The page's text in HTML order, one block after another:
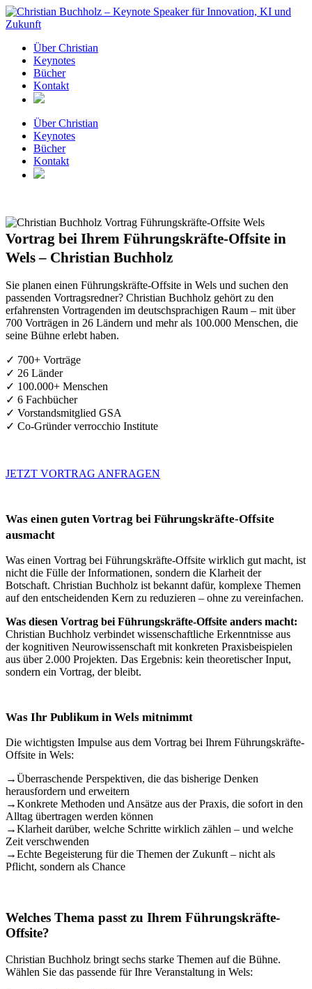
Zum
Inhalt
Über Christian
Keynotes
Bücher
Kontakt
Über Christian
Keynotes
Bücher
Kontakt
Vortrag bei Ihrem Führungskräfte-Offsite in
Wels – Christian Buchholz
Sie planen einen Führungskräfte-Offsite in Wels und suchen den
passenden Vortragsredner? Christian Buchholz gehört zu den
erfahrensten Vortragenden im deutschsprachigen Raum – mit über
700 Vorträgen in 26 Ländern und mehr als 100.000 Menschen, die
seine Bühne erlebt haben.
✓ 700+ Vorträge
✓ 26 Länder
✓ 100.000+ Menschen
✓ 6 Fachbücher
✓ Vorstandsmitglied GSA
✓ Co-Gründer verrocchio Institute
JETZT VORTRAG ANFRAGEN
Was einen guten Vortrag bei Führungskräfte-Offsite
ausmacht
Was einen Vortrag bei Führungskräfte-Offsite wirklich gut macht, ist
nicht die Fülle der Informationen, sondern die Klarheit der
Botschaft. Christian Buchholz ist bekannt dafür, komplexe Themen
auf den entscheidenden Kern zu reduzieren – ohne zu vereinfachen.
Was diesen Vortrag bei Führungskräfte-Offsite anders macht:
Christian Buchholz verbindet wissenschaftliche Erkenntnisse aus
der kognitiven Neurowissenschaft mit konkreten Praxisbeispielen
aus über 2.000 Projekten. Das Ergebnis: kein theoretischer Input,
sondern ein Vortrag, der bleibt.
Was Ihr Publikum in Wels mitnimmt
Die wichtigsten Impulse aus dem Vortrag bei Ihrem Führungskräfte-
Offsite in Wels:
→Überraschende Perspektiven, die das bisherige Denken
herausfordern und erweitern
→Konkrete Methoden und Ansätze aus der Praxis, die sofort in den
Alltag übertragen werden können
→Klarheit darüber, welche Schritte wirklich zählen – und welche
Zeit verschwenden
→Echte Begeisterung für die Themen der Zukunft – nicht als
Pflicht, sondern als Chance
Welches Thema passt zu Ihrem Führungskräfte-
Offsite?
Christian Buchholz bringt sechs starke Themen auf die Bühne.
Wählen Sie das passende für Ihre Veranstaltung in Wels: